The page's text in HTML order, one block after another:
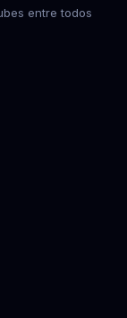
entre todos